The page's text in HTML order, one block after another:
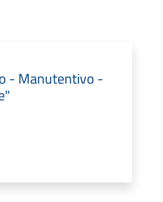
- Manutentivo -